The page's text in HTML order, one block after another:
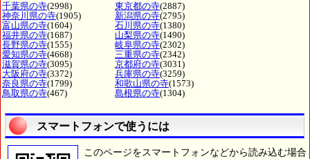
千葉県の寺(2998) 東京都の寺(2887)
神奈川県の寺(1905) 新潟県の寺(2795)
富山県の寺(1604) 石川県の寺(1380)
福井県の寺(1687) 山梨県の寺(1490)
長野県の寺(1555) 岐阜県の寺(2302)
愛知県の寺(4668) 三重県の寺(2342)
滋賀県の寺(3095) 京都府の寺(3031)
大阪府の寺(3372) 兵庫県の寺(3259)
奈良県の寺(1799) 和歌山県の寺(1573)
鳥取県の寺(467) 島根県の寺(1304)
スマートフォンで使うには
このページをスマートフォンなどから読み込む場合